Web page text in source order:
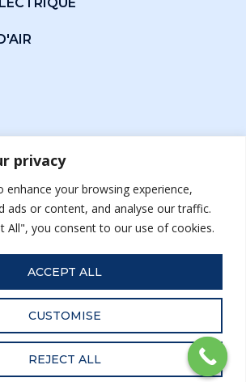
privacy
enhance your browsing experience,
ads or content, and analyse our traffic.
All", you consent to our use of cookies.
CUSTOMISE
REJECT ALL
ACCEPT ALL
Énergie Solution | Conception et
web par Netleaf